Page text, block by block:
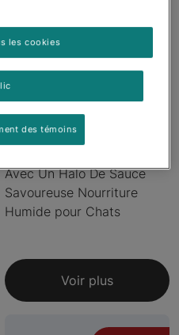
Fancy Feastᴹᴰ Gemsᴹᴰ
Avec Un Halo De Sauce
Savoureuse Nourriture
Humide pour Chats
Voir plus
les cookies
des témoins